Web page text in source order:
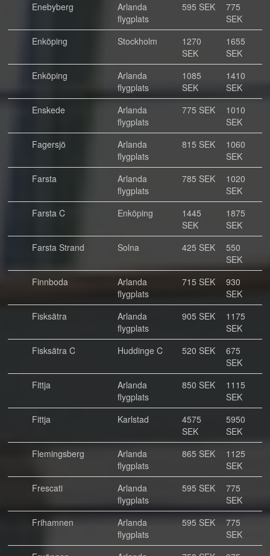
Enebyberg
Arlanda
flygplats
595 SEK
775
SEK
Enköping
Stockholm
1270
SEK
1655
SEK
Enköping
Arlanda
flygplats
1085
SEK
1410
SEK
Enskede
Arlanda
flygplats
775 SEK
1010
SEK
Fagersjö
Arlanda
flygplats
815 SEK
1060
SEK
Farsta
Arlanda
flygplats
785 SEK
1020
SEK
Farsta C
Enköping
1445
SEK
1875
SEK
Farsta Strand
Solna 425 SEK
550
SEK
Finnboda
Arlanda
flygplats
715 SEK
930
SEK
Fisksätra
Arlanda
flygplats
905 SEK
1175
SEK
Fisksätra C
Huddinge C 520 SEK
675
SEK
Fittja
Arlanda
flygplats
850 SEK
1115
SEK
Fittja
Karlstad
4575
SEK
5950
SEK
Flemingsberg
Arlanda
flygplats
865 SEK
1125
SEK
Frescati
Arlanda
flygplats
595 SEK
775
SEK
Frihamnen
Arlanda
flygplats
595 SEK
775
SEK